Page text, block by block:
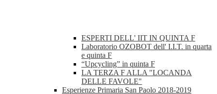
ESPERTI DELL' IIT IN QUINTA F
Laboratorio OZOBOT dell' I.I.T. in quarta
e quinta F
“Upcycling” in quinta F
LA TERZA F ALLA "LOCANDA
DELLE FAVOLE"
Esperienze Primaria San Paolo 2018-2019